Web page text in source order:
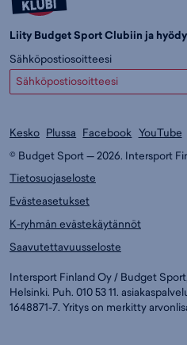
Liity Budget Sport Clubiin ja
Sähköpostiosoitteesi
Kesko Plussa Facebook YouTube
© Budget Sport — 2026. Intersport
Tietosuojaseloste
Evästeasetukset
K-ryhmän evästekäytännöt
Saavutettavuusseloste
Intersport Finland Oy / Budget
Helsinki. Puh. 010 53 11.
1648871-7. Yritys on merkitty